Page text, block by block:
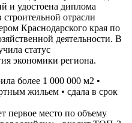
и удостоена диплома
отрасли
Краснодарского края по
деятельности. В
статус
экономики региона.
более 1 000 000 м2 •
жильем • сдала в срок
первое место по объему